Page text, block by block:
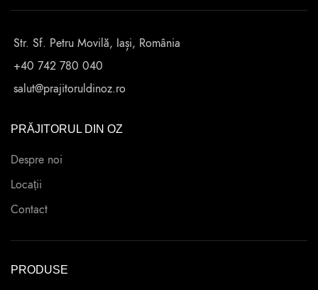
Str. Sf. Petru Movilă, Iași, România
+40 742 780 040
salut@prajitoruldinoz.ro
PRĂJITORUL DIN OZ
Despre noi
Locații
Contact
PRODUSE